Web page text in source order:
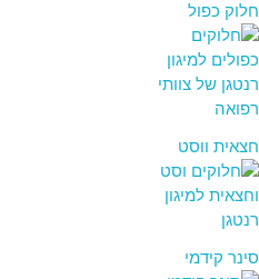
חלוק כפול
חצאית ווסט
סינר קידמי